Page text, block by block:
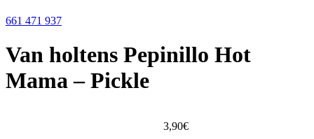
661 471 937
Van holtens Pepinillo Hot
Mama – Pickle
3,90€